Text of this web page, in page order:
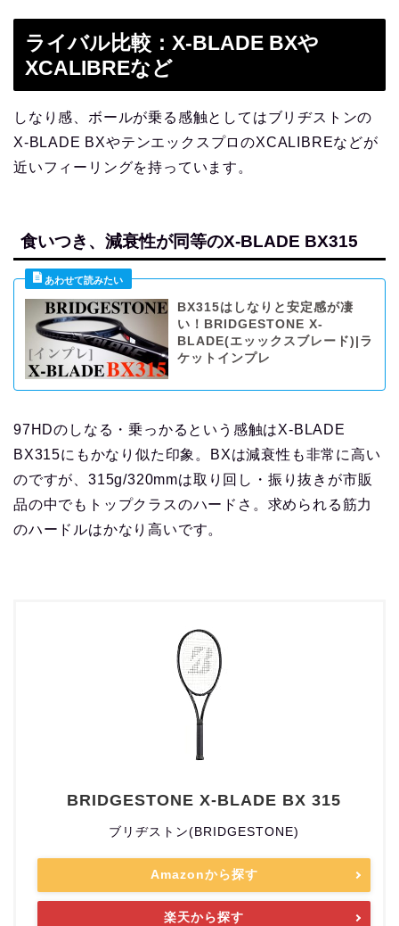
ライバル比較：X-BLADE BXや
XCALIBREなど
しなり感、ボールが乗る感触としてはブリヂストンの
X-BLADE BXやテンエックスプロのXCALIBREなどが
近いフィーリングを持っています。
食いつき、減衰性が同等のX-BLADE BX315
BX315はしなりと安定感が凄
い！BRIDGESTONE X-
BLADE(エッックスブレード)|ラ
ケットインプレ
97HDのしなる・乗っかるという感触はX-BLADE
BX315にもかなり似た印象。BXは減衰性も非常に高い
のですが、315g/320mmは取り回し・振り抜きが市販
品の中でもトップクラスのハードさ。求められる筋力
のハードルはかなり高いです。
BRIDGESTONE X-BLADE BX 315
ブリヂストン(BRIDGESTONE)
Amazonから探す
楽天から探す